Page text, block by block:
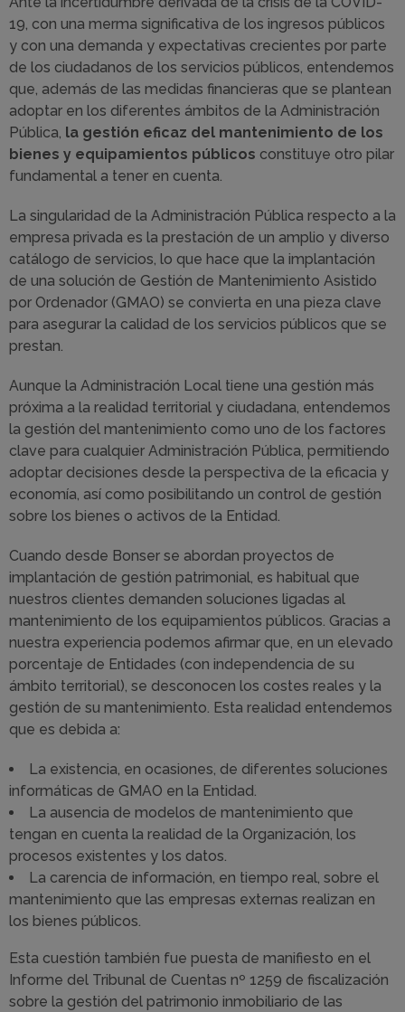
19, con una merma significativa de los ingresos públicos
y con una demanda y expectativas crecientes por parte
de los ciudadanos de los servicios públicos, entendemos
que, además de las medidas financieras que se plantean
adoptar en los diferentes ámbitos de la Administración
Pública, la gestión eficaz del mantenimiento de los
bienes y equipamientos públicos constituye otro pilar
fundamental a tener en cuenta.
La singularidad de la Administración Pública respecto a la
empresa privada es la prestación de un amplio y diverso
catálogo de servicios, lo que hace que la implantación
de una solución de Gestión de Mantenimiento Asistido
por Ordenador (GMAO) se convierta en una pieza clave
para asegurar la calidad de los servicios públicos que se
prestan.
Aunque la Administración Local tiene una gestión más
próxima a la realidad territorial y ciudadana, entendemos
la gestión del mantenimiento como uno de los factores
clave para cualquier Administración Pública, permitiendo
adoptar decisiones desde la perspectiva de la eficacia y
economía, así como posibilitando un control de gestión
sobre los bienes o activos de la Entidad.
Cuando desde Bonser se abordan proyectos de
implantación de gestión patrimonial, es habitual que
nuestros clientes demanden soluciones ligadas al
mantenimiento de los equipamientos públicos. Gracias a
nuestra experiencia podemos afirmar que, en un elevado
porcentaje de Entidades (con independencia de su
ámbito territorial), se desconocen los costes reales y la
gestión de su mantenimiento. Esta realidad entendemos
que es debida a:
La existencia, en ocasiones, de diferentes soluciones
informáticas de GMAO en la Entidad.
La ausencia de modelos de mantenimiento que
tengan en cuenta la realidad de la Organización, los
procesos existentes y los datos.
La carencia de información, en tiempo real, sobre el
mantenimiento que las empresas externas realizan en
los bienes públicos.
Esta cuestión también fue puesta de manifiesto en el
Informe del Tribunal de Cuentas nº 1259 de fiscalización
sobre la gestión del patrimonio inmobiliario de las